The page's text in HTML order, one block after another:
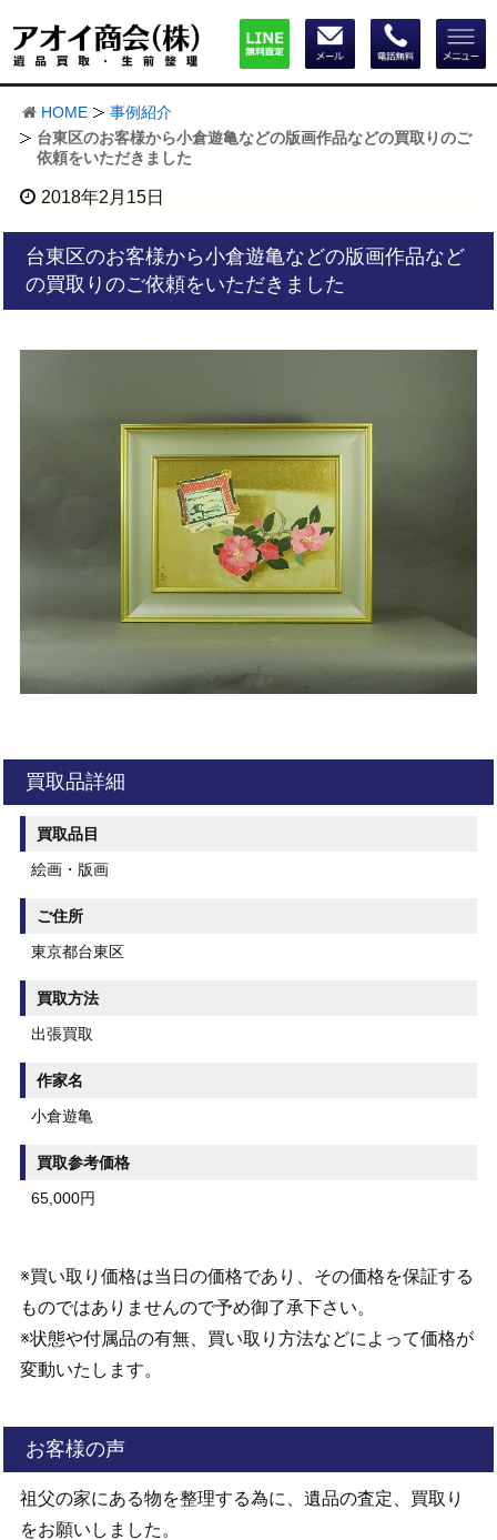
HOME
事例紹介
台東区のお客様から小倉遊亀などの版画作品などの買取りのご
依頼をいただきました
2018年2月15日
台東区のお客様から小倉遊亀などの版画作品など
の買取りのご依頼をいただきました
買取品詳細
買取品目
絵画・版画
ご住所
東京都台東区
買取方法
出張買取
作家名
小倉遊亀
買取参考価格
65,000円
※買い取り価格は当日の価格であり、その価格を保証する
ものではありませんので予め御了承下さい。
※状態や付属品の有無、買い取り方法などによって価格が
変動いたします。
お客様の声
祖父の家にある物を整理する為に、遺品の査定、買取り
をお願いしました。